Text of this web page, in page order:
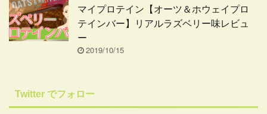
マイプロテイン【オーツ＆ホウェイプロ
テインバー】リアルラズベリー味レビュ
ー
2019/10/15
Twitter でフォロー